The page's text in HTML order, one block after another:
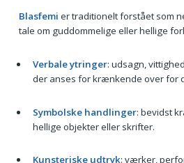
Blasfemi er traditionelt forstået som
tale om guddommelige eller hellige
Verbale ytringer: udsagn,
der anses for krænkende over for
Symbolske handlinger: bevidst
hellige objekter eller skrifter.
Kunsteriske udtryk: værker,